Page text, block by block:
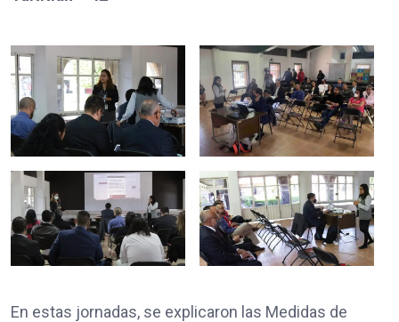
En estas jornadas, se explicaron las Medidas de